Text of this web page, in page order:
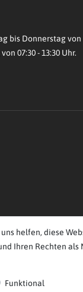
bis Donnerstag von
07:30 - 13:30 Uhr.
helfen, diese
Ihren Rechten als
Funktional